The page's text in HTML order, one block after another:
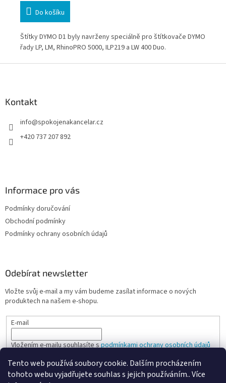
Tento web používá soubory cookie. Dalším procházením
tohoto webu vyjadřujete souhlas s jejich používáním.. Více
Do košíku
Štítky DYMO D1 byly navrženy speciálně pro štítkovače DYMO
řady LP, LM, RhinoPRO 5000, ILP219 a LW 400 Duo.
Kontakt
info@spokojenakancelar.cz
+420 737 207 892
Informace pro vás
Podmínky doručování
Obchodní podmínky
Podmínky ochrany osobních údajů
Odebírat newsletter
Vložte svůj e-mail a my vám budeme zasílat informace o nových
produktech na našem e-shopu.
E-mail
Vložením e-mailu souhlasíte spodmínkami ochrany osobních údajů
PŘIHLÁSIT SE